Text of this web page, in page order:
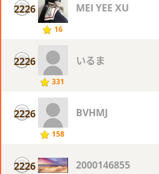
2226
16
MEI YEE XU
2226
331
いるま
2226
158
BVHMJ
2226 2000146855